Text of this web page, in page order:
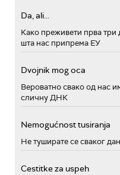
Da, ali...
Како преживети прва три
шта нас припрема ЕУ
Dvojnik mog oca
Вероватно свако од нас
сличну ДНК
Nemogućnost tusiranja
Не туширате се сваког
Cestitke za uspeh